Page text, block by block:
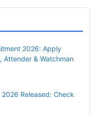
2026: Apply
Attender & Watchman
Released: Check